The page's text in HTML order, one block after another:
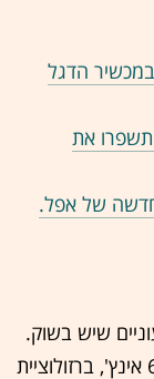
הדגל
את
של אפל.
שיש בשוק.
מדובר במסך LTPO AMOLED בגודל 6.82 אינץ', ברזולוציית